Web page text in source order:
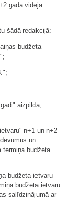
gadā vidēja
šādā redakcijā:
budžeta
aizpilda,
n+1 un n+2
un
termiņa budžeta
budžeta ietvaru
budžeta ietvaru
salīdzinājumā ar